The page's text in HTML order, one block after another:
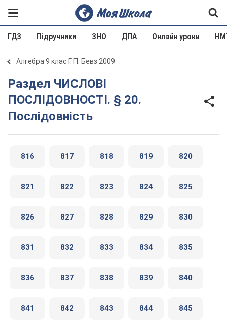
ГДЗ Підручники ЗНО ДПА Онлайн уроки
Алгебра 9 клас Г. П. Бевз 2009
Раздел ЧИСЛОВІ
ПОСЛІДОВНОСТІ. § 20.
Послідовність
816 817 818 819 820
821 822 823 824 825
826 827 828 829 830
831 832 833 834 835
836 837 838 839 840
841 842 843 844 845